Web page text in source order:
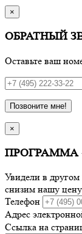
×
ОБРАТНЫЙ
Оставьте ваш
Позвоните мне!
×
ПРОГРАММА
Увидели в
снизим нашу
Телефон
Адрес
Ссылка на